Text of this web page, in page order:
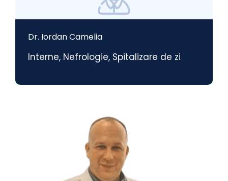
Dr. Iordan Camelia
Interne, Nefrologie, Spitalizare de zi